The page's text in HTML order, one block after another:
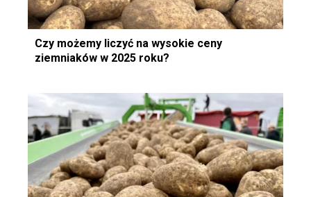
Czy możemy liczyć na wysokie ceny
ziemniaków w 2025 roku?